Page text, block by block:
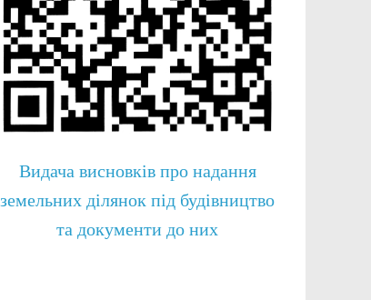
Видача висновків про надання
земельних ділянок під будівництво
та документи до них